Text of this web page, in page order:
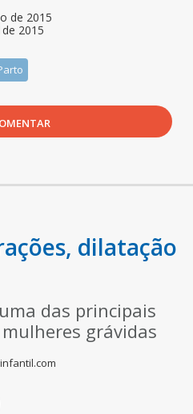
de 2015
2015
dilatação
das principais
grávidas